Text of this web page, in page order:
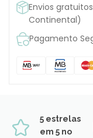
Envios
Continental)
Pagamento
5 estrelas
em 5 no